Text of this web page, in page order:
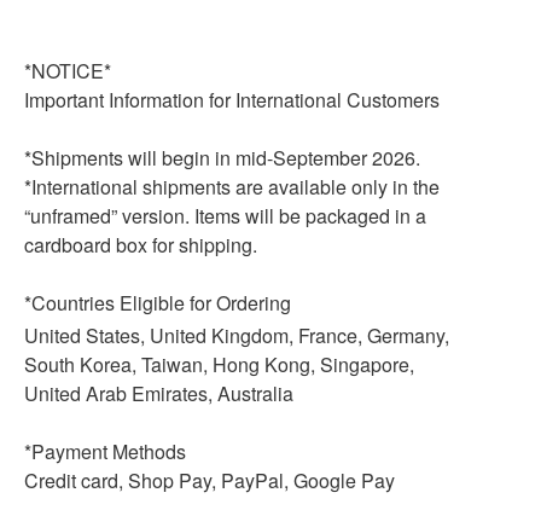
*NOTICE*
Important Information for International Customers
*Shipments will begin in mid-September 2026.
*International shipments are available only in the
“unframed” version. Items will be packaged in a
cardboard box for shipping.
*Countries Eligible for Ordering
United States, United Kingdom, France, Germany,
South Korea, Taiwan, Hong Kong, Singapore,
United Arab Emirates, Australia
*Payment Methods
Credit card, Shop Pay, PayPal, Google Pay